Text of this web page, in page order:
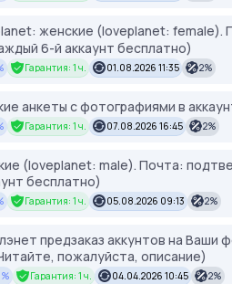
женские (loveplanet:
6-й аккаунт бесплатно)
Гарантия: 1 ч. 01.08.2026 11:35 2%
анкеты с фотографиями в
Гарантия: 1 ч. 07.08.2026 16:45 2%
(loveplanet: male). Почта:
бесплатно)
Гарантия: 1 ч. 05.08.2026 09:13 2%
предзаказ аккунтов на
пожалуйста, описание)
Гарантия: 1 ч. 04.04.2026 10:45 2%